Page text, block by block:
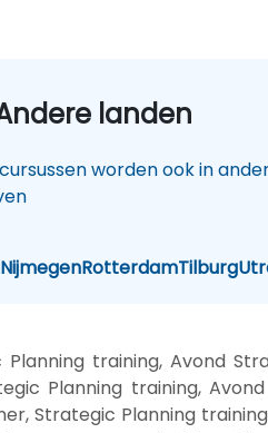
NijmegenRotterdamTilburg
landen
worden ook in
training, Avond
Planning training,
Strategic Planning